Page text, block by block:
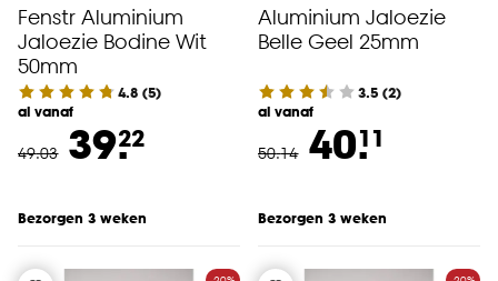
Fenstr Aluminium
Jaloezie Bodine Wit
50mm
4.8 (5)
al vanaf
49.03 39.22
Bezorgen 3 weken
Aluminium Jaloezie
Belle Geel 25mm
3.5 (2)
al vanaf
50.14 40.11
Bezorgen 3 weken